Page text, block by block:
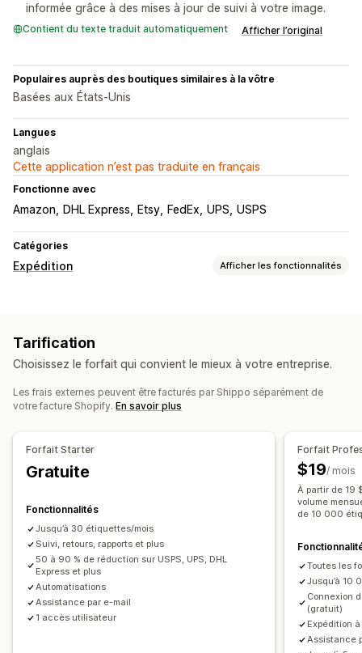
informée grâce à des mises à jour de suivi à votre image.
Contient du texte traduit automatiquement Afficher l’original
Populaires auprès des boutiques similaires à la vôtre
Basées aux États-Unis
Langues
anglais
Cette application n’est pas traduite en français
Fonctionne avec
Amazon DHL Express Etsy FedEx UPS USPS
Catégories
Expédition Afficher les fonctionnalités
Impression en bloc
Bordereaux d’expédition Documents personnalisés
Étiquettes de retour
Assurance d’expédition
Règles d’expédition Synchronisation des commandes
Synchronisation des commandes
Suivi en temps réel
Page de suivi à l’image de la marque
Notifications par e-mail
Analyses de données d’expédition
Tarification
Choisissez le forfait qui convient le mieux à votre entreprise.
Les frais externes peuvent être facturés par Shippo séparément de
votre facture Shopify. En savoir plus
Forfait Starter
Gratuite
Fonctionnalités
Jusqu’à 30 étiquettes/mois
Suivi, retours, rapports et plus
50 à 90 % de réduction sur USPS, UPS, DHL
Express et plus
Automatisations
Assistance par e-mail
1 accès utilisateur
Forfait
$19/ mois
À partir de 19
volume
de 10 000
Toutes les
Jusqu’à 10
Connexion
(gratuit)
Expédition
Assistance